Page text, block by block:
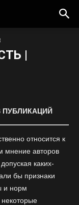
|
ПУБЛИКАЦИЙ
относится к
мнение авторов
каких-
бы признаки
и норм